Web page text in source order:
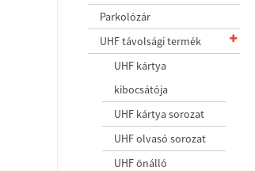
Parkolózár
UHF távolsági termék
UHF kártya
kibocsátója
UHF kártya sorozat
UHF olvasó sorozat
UHF önálló